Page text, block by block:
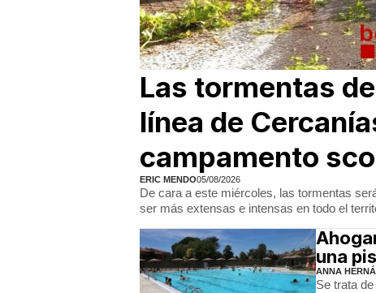
Las tormentas
línea de
campamento
ERIC MENDO05/08/2026
De cara a este miércoles, las tormentas
ser más extensas e intensas en todo el
una
ANNA
Se trata